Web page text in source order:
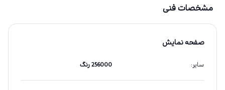
مشخصات فنی
صفحه نمایش
سایر: 256000 رنگ